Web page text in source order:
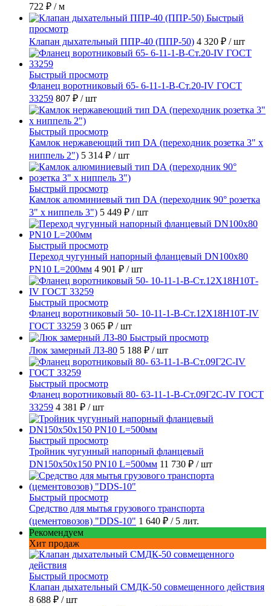
722 ₽ / м
Быстрый
просмотр
Клапан дыхательный ППР-40 (ППР-50) 4 320 ₽ / шт
Быстрый просмотр
Фланец воротниковый 65- 6-11-1-B-Ст.20-IV ГОСТ
33259 807 ₽ / шт
Быстрый просмотр
Камлок нержавеющий тип DА (переходник розетка 3" х
ниппель 2") 5 314 ₽ / шт
Быстрый просмотр
Камлок алюминиевый тип DА (переходник 90° розетка
3" х ниппель 3") 5 449 ₽ / шт
Быстрый просмотр
Переход чугунный напорный фланцевый DN100х80
PN10 L=200мм 4 901 ₽ / шт
Быстрый просмотр
Фланец воротниковый 50- 10-11-1-B-Ст.12Х18Н10Т-IV
ГОСТ 33259 3 065 ₽ / шт
Быстрый просмотр
Люк замерный ЛЗ-80 5 188 ₽ / шт
Быстрый просмотр
Фланец воротниковый 80- 63-11-1-B-Ст.09Г2С-IV ГОСТ
33259 4 381 ₽ / шт
Быстрый просмотр
Тройник чугунный напорный фланцевый
DN150х50х150 PN10 L=500мм 11 730 ₽ / шт
Быстрый просмотр
Средство для мытья грузового транспорта
(цементовозов) "DDS-10" 1 640 ₽ / 5 лит.
Рекомендуем
Хит продаж
Быстрый просмотр
Клапан дыхательный СМДК-50 совмещенного действия
8 688 ₽ / шт